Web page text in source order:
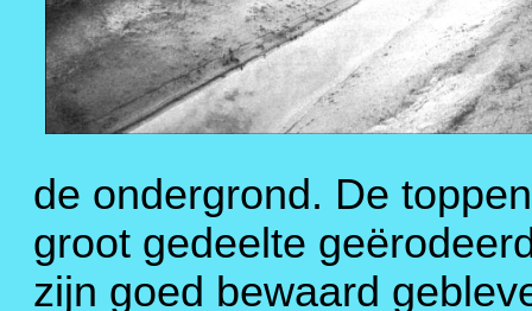
de ondergrond. De
groot gedeelte
zijn goed bewaard